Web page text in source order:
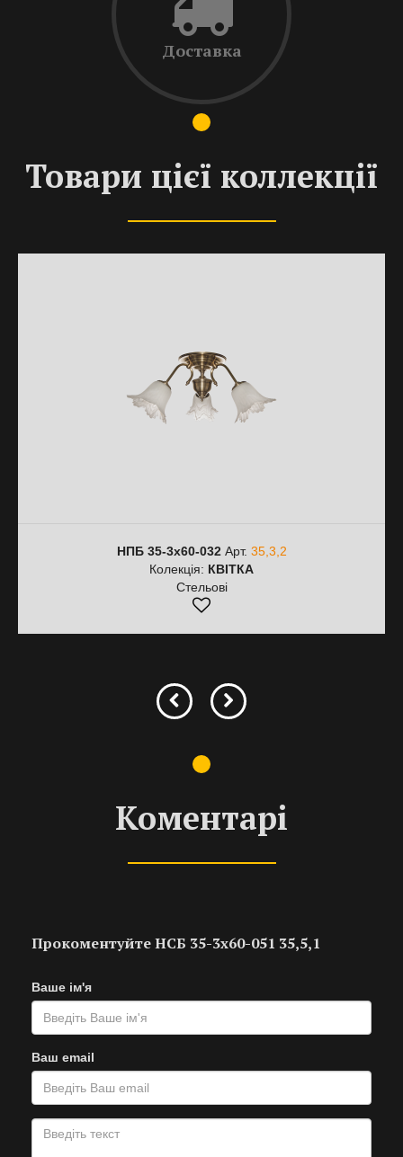
Доставка
Товари цієї коллекції
НПБ 35-3х60-032Арт. 35,3,2
Колекція: КВІТКА
Стельові
Коментарі
Прокоментуйте НСБ 35-3х60-051 35,5,1
Ваше ім'я
Ваш email